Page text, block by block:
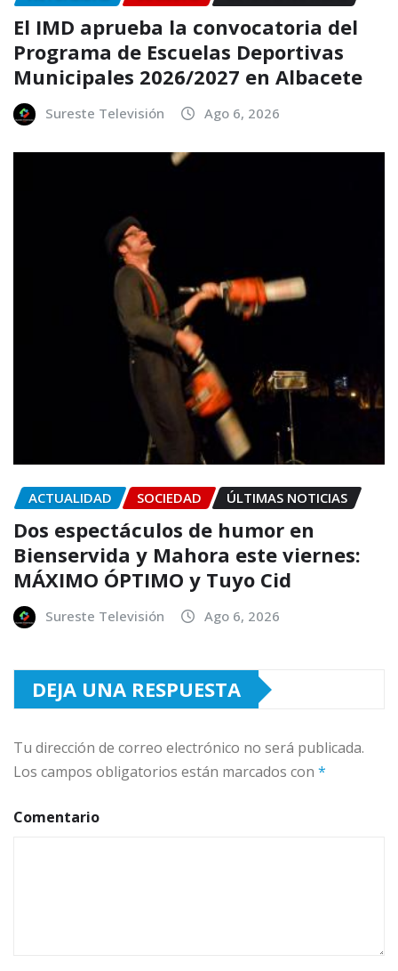
El IMD aprueba la convocatoria del
Programa de Escuelas Deportivas
Municipales 2026/2027 en Albacete
Sureste Televisión Ago 6, 2026
ACTUALIDAD SOCIEDAD ÚLTIMAS NOTICIAS
Dos espectáculos de humor en
Bienservida y Mahora este viernes:
MÁXIMO ÓPTIMO y Tuyo Cid
Sureste Televisión Ago 6, 2026
DEJA UNA RESPUESTA
Tu dirección de correo electrónico no será publicada.
Los campos obligatorios están marcados con *
Comentario